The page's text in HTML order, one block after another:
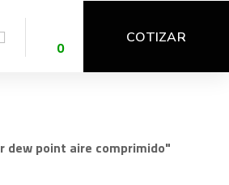
COTIZAR
0
dew point aire comprimido"